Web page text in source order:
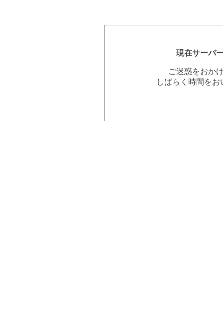
現在サーバ
ご迷惑をおか
しばらく時間を